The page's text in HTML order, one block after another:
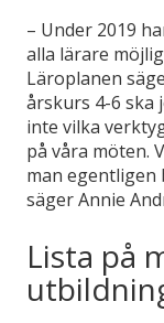
– Under 2019
alla lärare
Läroplanen
årskurs 4-6 ska
inte vilka
på våra möten.
man egentligen
säger Annie
Lista på